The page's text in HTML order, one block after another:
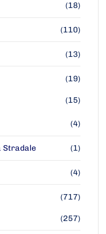
(18)
(110)
(13)
(19)
(15)
(4)
Stradale (1)
(4)
(717)
(257)